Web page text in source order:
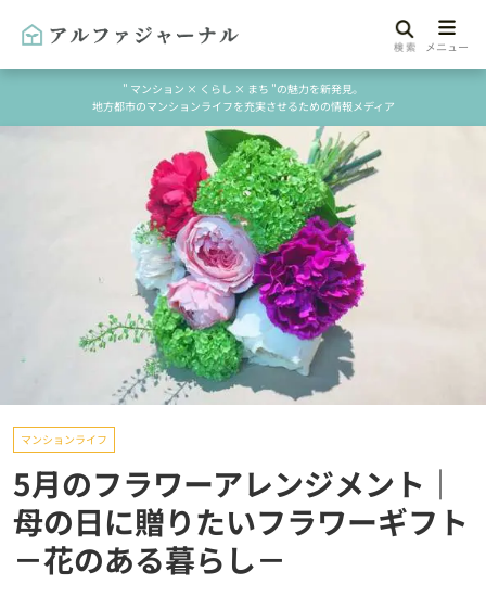
" マンション × くらし × まち "の魅力を新発見。
地方都市のマンションライフを充実させるための情報メディア
マンションライフ
5月のフラワーアレンジメント｜
母の日に贈りたいフラワーギフト
－花のある暮らし－